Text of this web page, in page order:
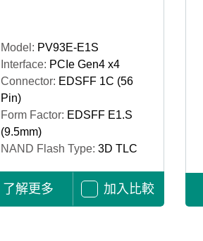
Model: PV93E-E1S
Interface: PCIe Gen4 x4
Connector: EDSFF 1C (56
Pin)
Form Factor: EDSFF E1.S
(9.5mm)
NAND Flash Type: 3D TLC
了解更多 加入比較